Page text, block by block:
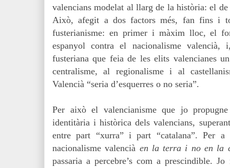
valencians modelat al llarg de la història: el
Això, afegit a dos factors més, fan fins i
fusterianisme: en primer i màxim lloc, el
espanyol contra el nacionalisme valencià,
fusteriana que feia de les elits valencianes
centralisme, al regionalisme i al
Valencià “seria d’esquerres o no seria”.
Per això el valencianisme que jo
identitària i històrica dels valencians,
entre part “xurra” i part “catalana”. Per
nacionalisme valencià en la terra i no en la
passaria a percebre’s com a prescindible.